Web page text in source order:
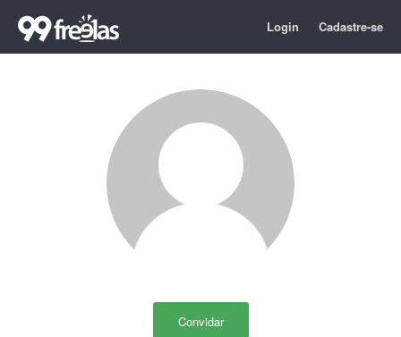
Login Cadastre-se
Convidar